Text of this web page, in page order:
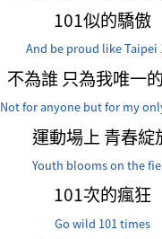
101似的驕傲
And be proud like Taipei
不為誰 只為我唯一
Not for anyone but for my
運動場上 青春綻
Youth blooms on the
101次的瘋狂
Go wild 101 times